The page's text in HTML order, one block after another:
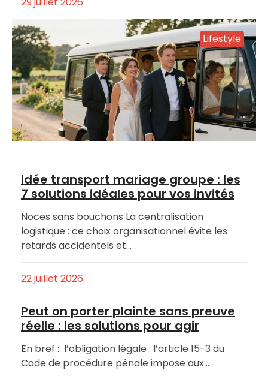
Lifestyle
Idée transport mariage groupe : les
7 solutions idéales pour vos invités
Noces sans bouchons La centralisation
logistique : ce choix organisationnel évite les
retards accidentels et…
22 juillet 2026
Peut on porter plainte sans preuve
réelle : les solutions pour agir
En bref : l’obligation légale : l’article 15-3 du
Code de procédure pénale impose aux…